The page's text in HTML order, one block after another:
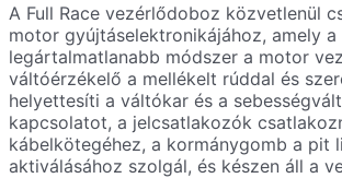
A Full Race vezérlődoboz közvetlenül
motor gyújtáselektronikájához, amely
legártalmatlanabb módszer a motor
váltóérzékelő a mellékelt rúddal és
helyettesíti a váltókar és a
kapcsolatot, a jelcsatlakozók
kábelkötegéhez, a kormánygomb a pit
aktiválásához szolgál, és készen áll a